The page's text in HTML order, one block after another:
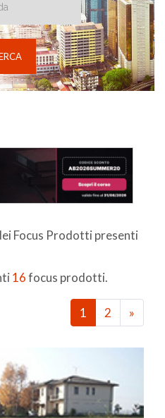
Focus Prodotti presenti
16focus prodotti.
1 2 »